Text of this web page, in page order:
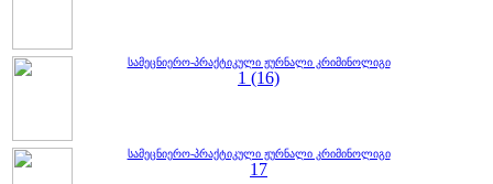
სამეცნიერო-პრაქტიკული ჟურნალი კრიმინოლიგი
1 (16)
სამეცნიერო-პრაქტიკული ჟურნალი კრიმინოლიგი
17